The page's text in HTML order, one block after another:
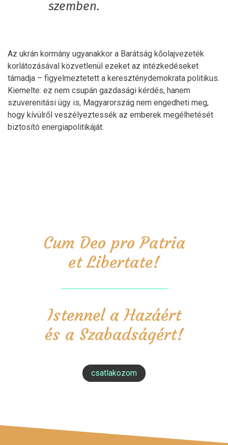
szemben.
Az ukrán kormány ugyanakkor a Barátság kőolajvezeték
korlátozásával közvetlenül ezeket az intézkedéseket
támadja – figyelmeztetett a kereszténydemokrata politikus.
Kiemelte: ez nem csupán gazdasági kérdés, hanem
szuverenitási ügy is, Magyarország nem engedheti meg,
hogy kívülről veszélyeztessék az emberek megélhetését
biztosító energiapolitikáját.
Cum Deo pro Patria
et Libertate!
Istennel a Hazáért
és a Szabadságért!
csatlakozom